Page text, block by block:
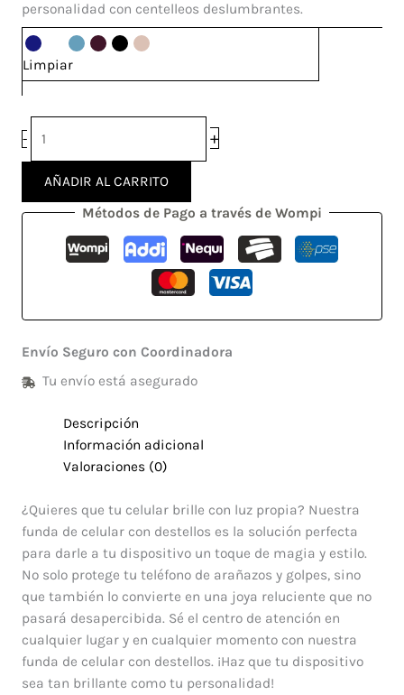
personalidad con centelleos deslumbrantes.
Limpiar
-
cantidad
+
AÑADIR AL CARRITO
Métodos de Pago a través de Wompi
Envío Seguro con Coordinadora
Tu envío está asegurado
Descripción
Información adicional
Valoraciones (0)
¿Quieres que tu celular brille con luz propia? Nuestra
funda de celular con destellos es la solución perfecta
para darle a tu dispositivo un toque de magia y estilo.
No solo protege tu teléfono de arañazos y golpes, sino
que también lo convierte en una joya reluciente que no
pasará desapercibida. Sé el centro de atención en
cualquier lugar y en cualquier momento con nuestra
funda de celular con destellos. ¡Haz que tu dispositivo
sea tan brillante como tu personalidad!